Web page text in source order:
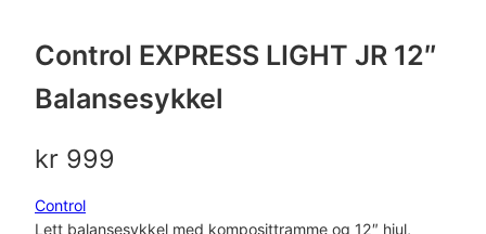
Control EXPRESS LIGHT JR 12″
Balansesykkel
kr 999
Control
Lett balansesykkel med komposittramme og 12″ hjul,